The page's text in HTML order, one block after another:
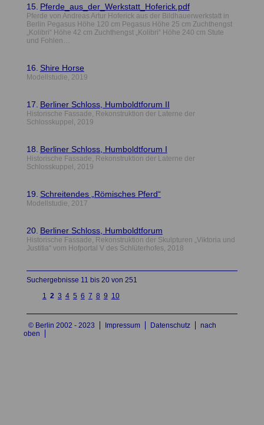
15. Pferde_aus_der_Werkstatt_Hoferick.pdf
Pferde von Andreas Artur Hoferick aus der Bildhauerwerkstatt in
Berlin Pegasus Höhe 120 cm Pegasus Höhe 25 cm Zuchthengst
„Kolibri“ Höhe 42 cm Zuchthengst „Kolibri“ Höhe 240 cm Stute
und Fohlen…
16. Shire Horse
Modellstudie, 2019
17. Berliner Schloss, Humboldtforum II
Historische Fassade, Rekonstruktion der Laterne der
Schlosskuppel, 2019
18. Berliner Schloss, Humboldtforum I
Historische Fassade, Rekonstruktion der Laterne der
Schlosskuppel, 2019
19. Schreitendes „Römisches Pferd“
Modellstudie, 2017
20. Berliner Schloss, Humboldtforum
Historische Fassade, Rekonstruktion der Skulpturen „Viktoria und
Justitia“ vom Hofportal V des Schlüterhofes, 2018
Suchergebnisse 11 bis 20 von 251
1 2 3 4 5 6 7 8 9 10
© Berlin 2002 - 2023 Impressum Datenschutz
nach
oben